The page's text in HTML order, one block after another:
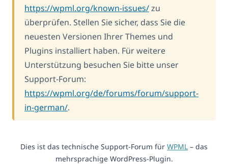
https://wpml.org/known-issues/zu
überprüfen. Stellen Sie sicher, dass Sie die
neuesten Versionen Ihrer Themes und
Plugins installiert haben. Für weitere
Unterstützung besuchen Sie bitte unser
Support-Forum:
https://wpml.org/de/forums/forum/support-
in-german/.
Dies ist das technische Support-Forum für WPML – das
mehrsprachige WordPress-Plugin.